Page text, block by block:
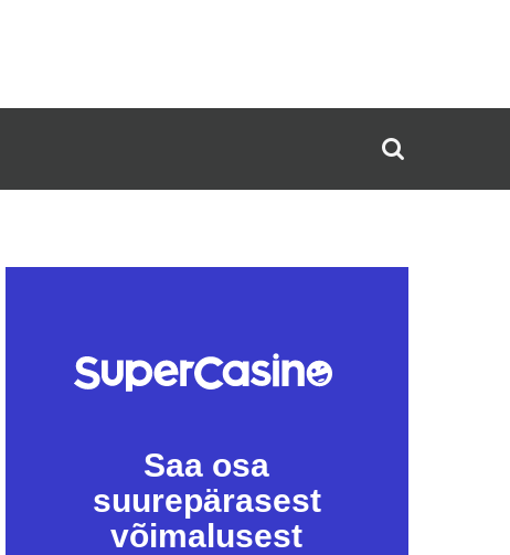
Saa osa
suurepärasest
võimalusest